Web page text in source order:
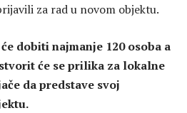
za rad u novom objektu.
dobiti najmanje 120 osoba a
će se prilika za lokalne
da predstave svoj